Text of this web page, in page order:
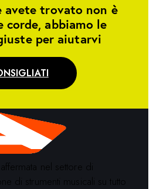
avete trovato non è
corde, abbiamo le
per aiutarvi
nel settore di
di strumenti musicali su tutto